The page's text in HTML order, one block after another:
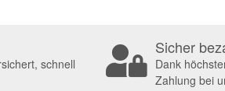
schnell
Sicher
Dank
Zahlung bei